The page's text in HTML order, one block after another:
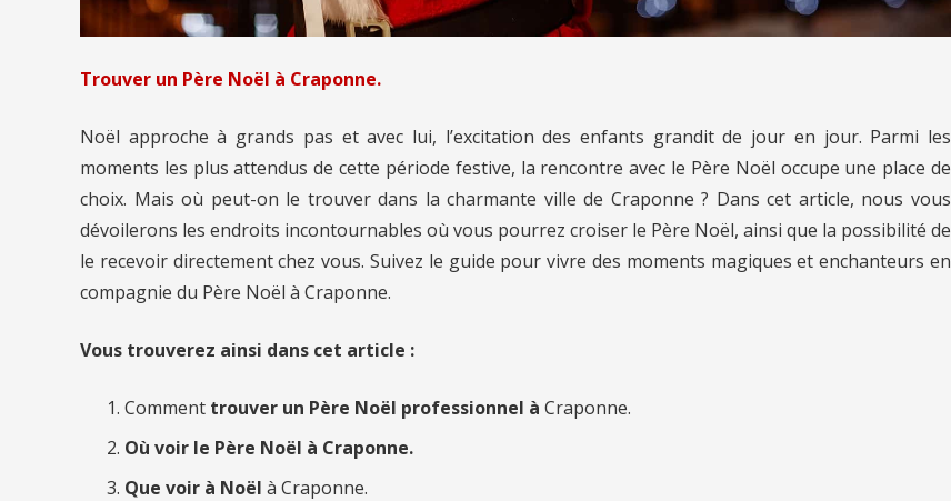
Trouver un Père Noël à Craponne.
Noël approche à grands pas et avec lui, l’excitation des enfants grandit de jour en jour. Parmi les
moments les plus attendus de cette période festive, la rencontre avec le Père Noël occupe une place de
choix. Mais où peut-on le trouver dans la charmante ville de Craponne ? Dans cet article, nous vous
dévoilerons les endroits incontournables où vous pourrez croiser le Père Noël, ainsi que la possibilité de
le recevoir directement chez vous. Suivez le guide pour vivre des moments magiques et enchanteurs en
compagnie du Père Noël à Craponne.
Vous trouverez ainsi dans cet article :
Comment trouver un Père Noël professionnel à Craponne.
Où voir le Père Noël à Craponne.
Que voir à Noël à Craponne.